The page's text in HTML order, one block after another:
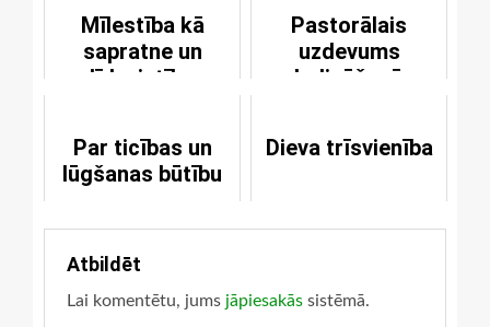
Mīlestība kā
sapratne un
līdzcietība
Pastorālais
uzdevums
sludināšanā -
Par ticības un
lūgšanas būtību
Dieva trīsvienība
Atbildēt
Lai komentētu, jums jāpiesakās sistēmā.